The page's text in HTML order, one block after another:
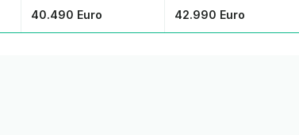
40.490 Euro 42.990 Euro